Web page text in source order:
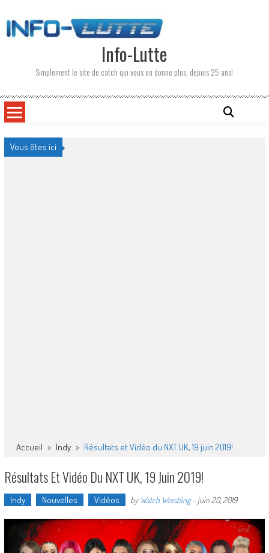
to
content
Info-Lutte
Simplement le site de catch qui vous en donne plus, depuis 25 ans!
Vous êtes ici
Accueil > Indy > Résultats et Vidéo du NXT UK, 19 juin 2019!
Résultats Et Vidéo Du NXT UK, 19 Juin 2019!
Indy Nouvelles Vidéos by Watch Wrestling- juin 20, 2019